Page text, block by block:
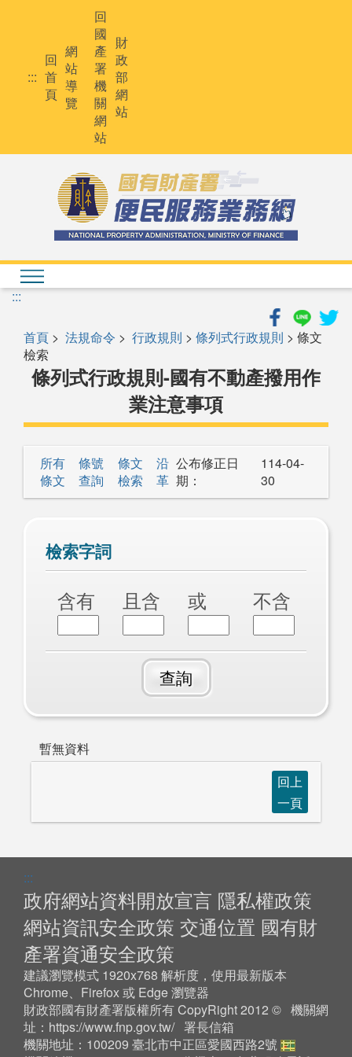
:::
回
首
頁
網
站
導
覽
回
國
產
署
機
關
網
站
財
政
部
網
站
:::
首頁 > 法規命令 > 行政規則 > 條列式行政規則 > 條文
檢索
條列式行政規則-國有不動產撥用作
業注意事項
所有
條文
條號
查詢
條文
檢索
沿
革
公布修正日
期：
114-04-
30
檢索字詞
含有 且含 或 不含
查詢
暫無資料
回上
一頁
:::
政府網站資料開放宣言 隱私權政策
網站資訊安全政策 交通位置 國有財
產署資通安全政策
建議瀏覽模式 1920x768 解析度，使用最新版本
Chrome、Firefox 或 Edge 瀏覽器
財政部國有財產署版權所有 CopyRight 2012 © 機關網
址： https://www.fnp.gov.tw/ 署長信箱
機關地址：100209 臺北市中正區愛國西路2號